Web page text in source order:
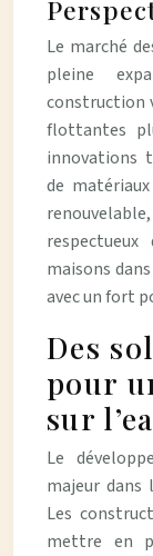
Le marché
pleine
construction
flottantes
innovations
de
maisons
avec un fort
Des
pour
sur
Le
majeur dans
Les
mettre en